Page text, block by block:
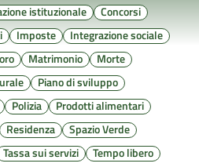
istituzionale
Concorsi
Imposte
Integrazione sociale
Matrimonio
Morte
Piano di sviluppo
Polizia
Prodotti alimentari
Residenza
Spazio Verde
Tassa sui servizi
Tempo libero